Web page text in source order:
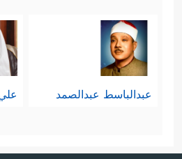
عبدالباسط عبدالصمد